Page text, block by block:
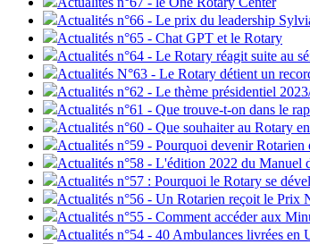
Actualités n°66 - Le prix du leadership
Actualités n°65 - Chat GPT et le Rotary
Actualités n°64 - Le Rotary réagit suite au
Actualités N°63 - Le Rotary détient un
Actualités n°62 - Le thème présidentiel
Actualités n°61 - Que trouve-t-on dans le
Actualités n°60 - Que souhaiter au Rotary
Actualités n°59 - Pourquoi devenir Rotarien
Actualités n°58 - L'édition 2022 du Manuel
Actualités n°57 : Pourquoi le Rotary se
Actualités n°56 - Un Rotarien reçoit le Prix
Actualités n°55 - Comment accéder aux
Actualités n°54 - 40 Ambulances livrées en